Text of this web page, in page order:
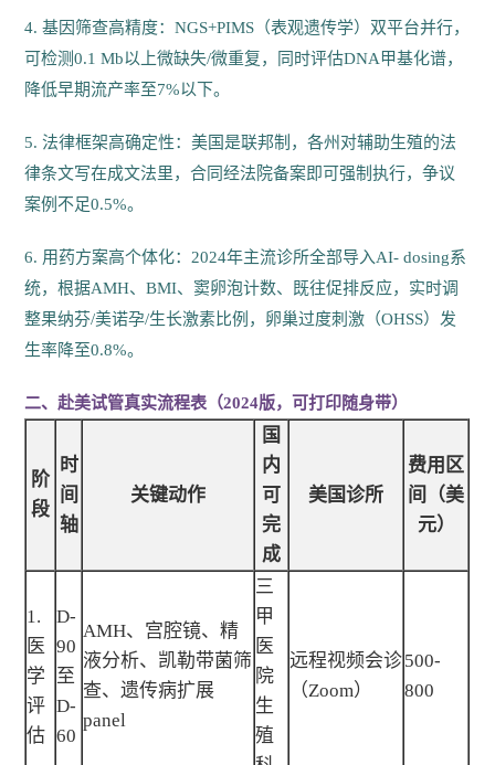
4. 基因筛查高精度：NGS+PIMS（表观遗传学）双平台并行，
可检测0.1 Mb以上微缺失/微重复，同时评估DNA甲基化谱，
降低早期流产率至7%以下。
5. 法律框架高确定性：美国是联邦制，各州对辅助生殖的法
律条文写在成文法里，合同经法院备案即可强制执行，争议
案例不足0.5%。
6. 用药方案高个体化：2024年主流诊所全部导入AI- dosing系
统，根据AMH、BMI、窦卵泡计数、既往促排反应，实时调
整果纳芬/美诺孕/生长激素比例，卵巢过度刺激（OHSS）发
生率降至0.8%。
二、赴美试管真实流程表（2024版，可打印随身带）
阶
段
时
间
轴
关键动作
国
内
可
完
成
美国诊所
费用区
间（美
元）
1.
医
学
评
估
D-
90
至
D-
60
AMH、宫腔镜、精
液分析、凯勒带菌筛
查、遗传病扩展
panel
三
甲
医
院
生
殖
远程视频会诊
（Zoom）
500-
800